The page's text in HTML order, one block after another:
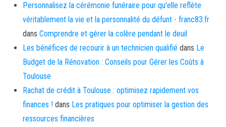
Personnalisez la cérémonie funéraire pour qu'elle reflète
véritablement la vie et la personnalité du défunt - franc83.fr
dans Comprendre et gérer la colère pendant le deuil
Les bénéfices de recourir à un technicien qualifié dans Le
Budget de la Rénovation : Conseils pour Gérer les Coûts à
Toulouse
Rachat de crédit à Toulouse : optimisez rapidement vos
finances ! dans Les pratiques pour optimiser la gestion des
ressources financières